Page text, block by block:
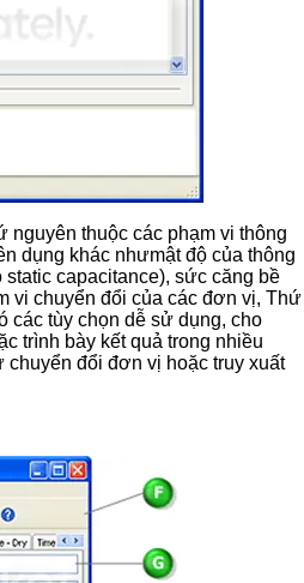
thuộc các phạm vi thông
dụng khác nhưmật độ của thông
capacitance), sức căng bề
vi chuyển đổi của các đơn vị, Thứ
các tùy chọn dễ sử dụng, cho
trình bày kết quả trong nhiều
đổi đơn vị hoặc truy xuất